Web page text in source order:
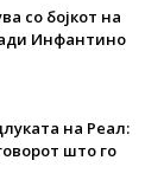
со бојкот на
Инфантино
на Реал:
што го